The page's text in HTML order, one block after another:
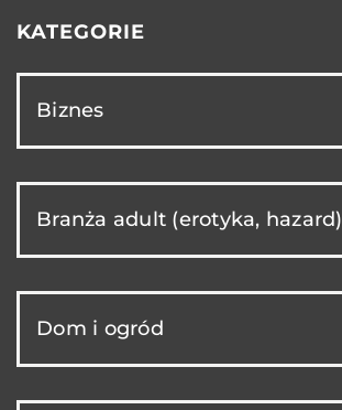
KATEGORIE
Biznes
Branża adult (erotyka, hazard)
Dom i ogród